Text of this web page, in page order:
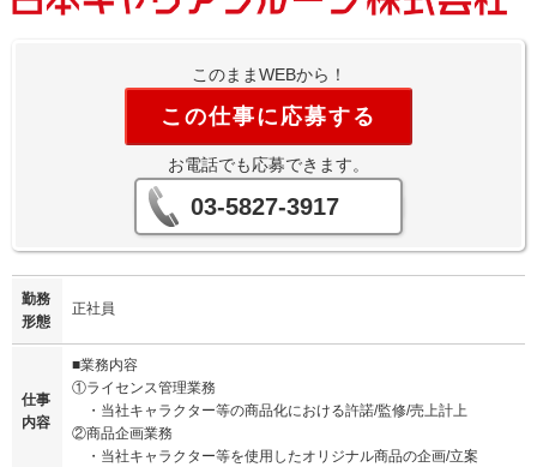
このままWEBから！
この仕事に応募する
お電話でも応募できます。
03-5827-3917
勤務
形態
正社員
仕事
内容
■業務内容
①ライセンス管理業務
・当社キャラクター等の商品化における許諾/監修/売上計上
②商品企画業務
・当社キャラクター等を使用したオリジナル商品の企画/立案